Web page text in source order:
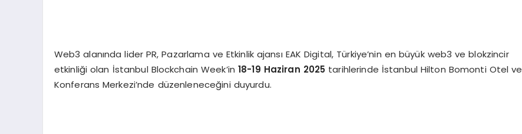
Web3 alanında lider PR, Pazarlama ve Etkinlik ajansı EAK Digital, Türkiye’nin en büyük web3 ve blokzincir
etkinliği olan İstanbul Blockchain Week’in 18-19 Haziran 2025 tarihlerinde İstanbul Hilton Bomonti Otel ve
Konferans Merkezi’nde düzenleneceğini duyurdu.